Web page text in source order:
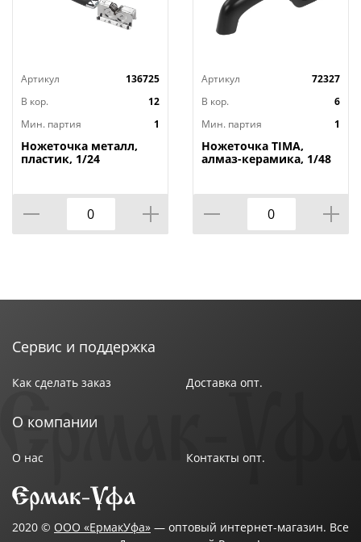
керамика, нерж. сталь, ТПР
Артикул
136725
В кор.
12
Мин. партия
1
Ножеточка металл,
пластик, 1/24
Артикул
72327
В кор.
6
Мин. партия
1
Ножеточка TIMA,
алмаз-керамика, 1/48
Сервис и поддержка
Как сделать заказ Доставка опт.
О компании
О нас Контакты опт.
2020 © ООО «ЕрмакУфа» — оптовый интернет-магазин. Все